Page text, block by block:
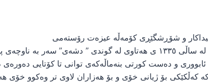
و شۆڕشگێڕی کۆمەڵە عیزەت رۆستەمی
زەحمەتکێش دا چاوی بە ژیان پشکووت.
و دەست کورتی بنەماڵەکەی توانی تا کۆتایی دەورەی
کەڵکێکی بۆ ژیانی خۆی و بۆ هەزاران لاوی تر وەکوو خۆی